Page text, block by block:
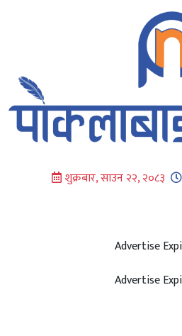
शुक्रबार, साउन २२, २०८३
Advertise
Advertise